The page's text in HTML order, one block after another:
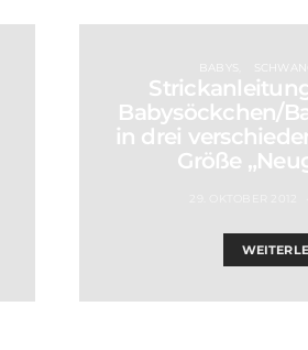
BABYS
Babysöckchen/
in drei
Größe